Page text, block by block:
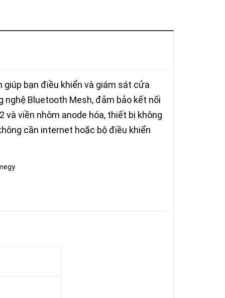
bạn điều khiển và giám sát cửa
nghệ Bluetooth Mesh, đảm bảo kết nối
và viền nhôm anode hóa, thiết bị không
cần internet hoặc bộ điều khiển